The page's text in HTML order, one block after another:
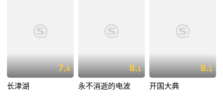
7.4
长津湖
8.1
永不消逝的电波
8.1
开国大典